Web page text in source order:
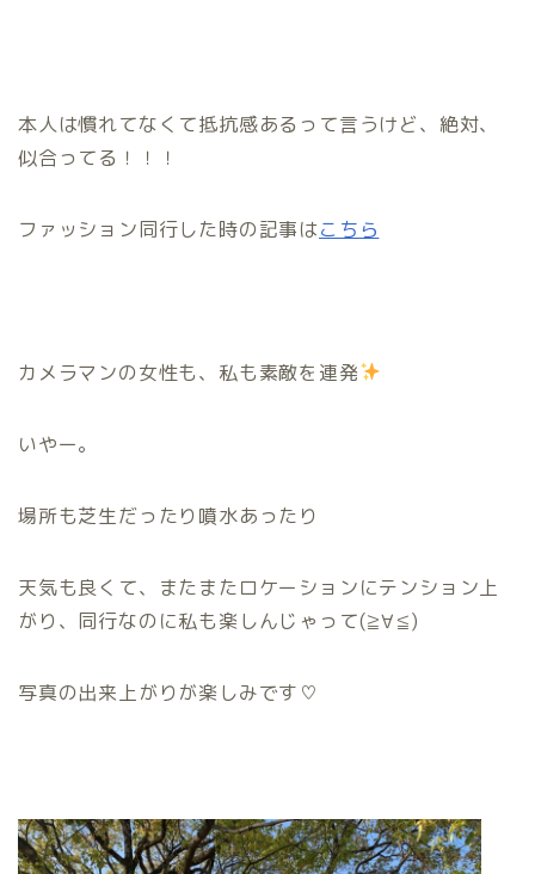
本人は慣れてなくて抵抗感あるって言うけど、絶対、
似合ってる！！！
ファッション同行した時の記事はこちら
カメラマンの女性も、私も素敵を連発
いやー。
場所も芝生だったり噴水あったり
天気も良くて、またまたロケーションにテンション上
がり、同行なのに私も楽しんじゃって(≧∀≦)
写真の出来上がりが楽しみです♡